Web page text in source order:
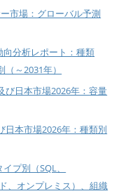
市場：グローバル予測
分析レポート：種類
～2031年）
び日本市場2026年：容量
日本市場2026年：種類別
プ別（SQL、
、オンプレミス）、組織